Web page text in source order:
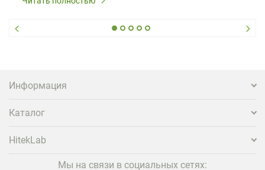
вернуться и поделиться впечатлениями в соцсетях,
проектора.
Информация
Каталог
HitekLab
Мы на связи в социальных сетях: